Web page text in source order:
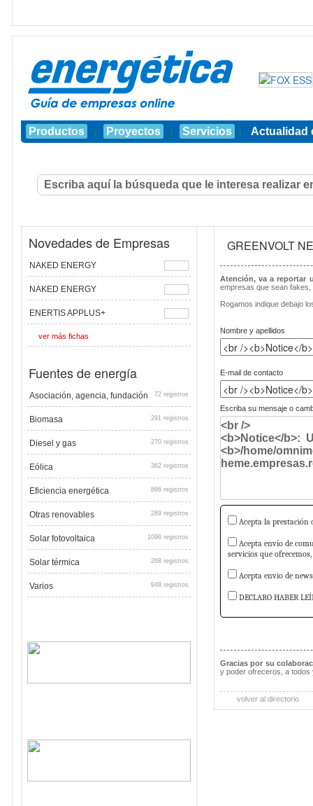
Productos | Proyectos | Servicios | Actualidad
Novedades de Empresas
NAKED ENERGY
NAKED ENERGY
ENERTIS APPLUS+
ver más fichas
Fuentes de energía
Asociación, agencia, fundación 72 registros
Biomasa 291 registros
Diesel y gas 270 registros
Eólica 362 registros
Eficiencia energética 886 registros
Otras renovables 289 registros
Solar fotovoltaica 1096 registros
Solar térmica 268 registros
Varios 948 registros
GREENVOLT
Atención, va a reportar
empresas que sean
Rogamos indique debajo
Nombre y apellidos
E-mail de contacto
Escriba su mensaje o
Acepta la prestación
Acepta envío de
servicios que
Acepta envio de
DECLARO HABER
Gracias por su
y poder ofreceros, a todos
volver al directorio